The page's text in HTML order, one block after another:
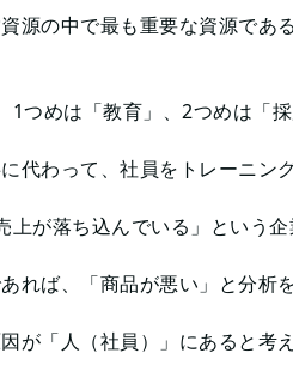
源の中で最も重要な資源で
つめは「教育」、2つめは「採
代わって、社員をトレーニン
が落ち込んでいる」という企
れば、「商品が悪い」と分析
が「人（社員）」にあると考え